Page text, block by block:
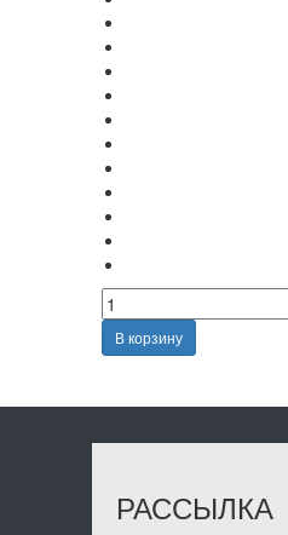
В корзину
РАССЫЛКА